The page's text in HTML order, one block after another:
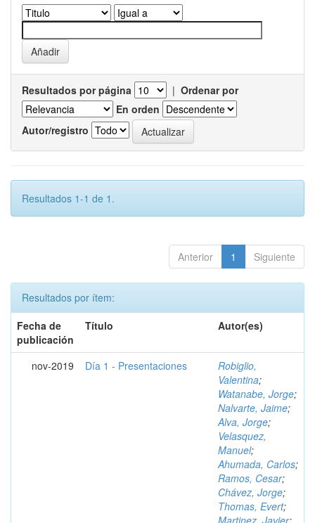
Resultados por página | Ordenar por
En orden
Autor/registro
Resultados 1-1 de 1.
Anterior 1 Siguiente
Resultados por ítem:
Fecha de
publicación
Título Autor(es)
nov-2019 Día 1 - Presentaciones
Robiglio,
Valentina;
Watanabe, Jorge;
Nalvarte, Jaime;
Alva, Jorge;
Velasquez,
Manuel;
Ahumada, Carlos;
Ramos, Cesar;
Chávez, Jorge;
Thomas, Evert;
Martinez, Javier;